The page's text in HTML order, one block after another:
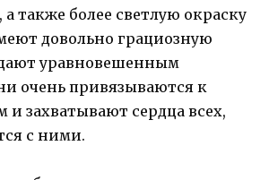
а также более светлую окраску
довольно грациозную
уравновешенным
очень привязываются к
и захватывают сердца всех,
с ними.